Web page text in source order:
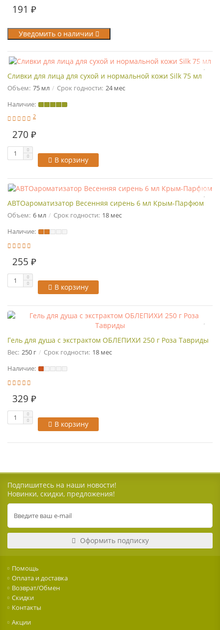
191 ₽
Уведомить о наличии
Сливки для лица для сухой и нормальной кожи Silk 75 мл
Объем: 75 мл Срок годности: 24 мес
Наличие:
2
270 ₽
В корзину
АВТОароматизатор Весенняя сирень 6 мл Крым-Парфюм
Объем: 6 мл Срок годности: 18 мес
Наличие:
255 ₽
В корзину
Гель для душа с экстрактом ОБЛЕПИХИ 250 г Роза Тавриды
Вес: 250 г Срок годности: 18 мес
Наличие:
329 ₽
В корзину
Подпишитесь на наши новости!
Новинки, скидки, предложения!
Оформить подписку
Помощь
Оплата и доставка
Возврат/Обмен
Скидки
Контакты
Акции